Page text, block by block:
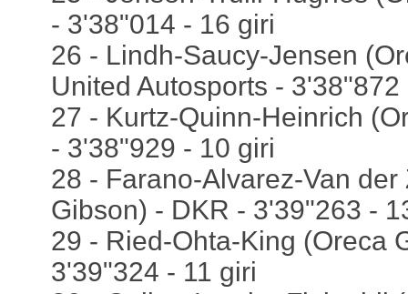
- 3'38"014 - 16 giri
26 - Lindh-Saucy-Jensen
United Autosports - 3'38"872
27 - Kurtz-Quinn-Heinrich
- 3'38"929 - 10 giri
28 - Farano-Alvarez-Van der
Gibson) - DKR - 3'39"263 -
29 - Ried-Ohta-King (Oreca
3'39"324 - 11 giri